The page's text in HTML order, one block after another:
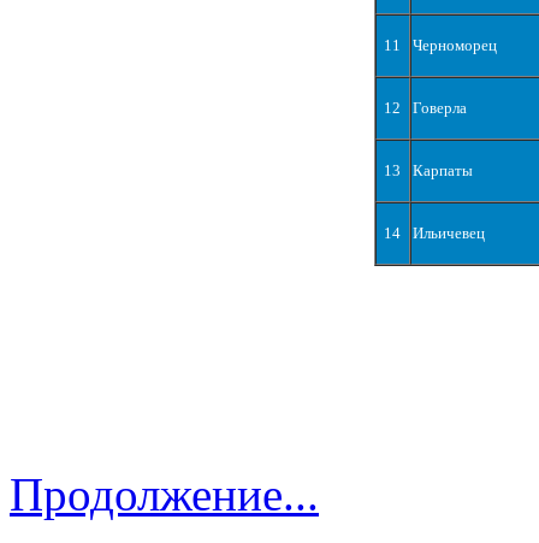
11 Черноморец
12 Говерла
13 Карпаты
14 Ильичевец
Продолжение...